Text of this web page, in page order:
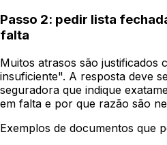
Passo 2: pedir lista
falta
Muitos atrasos são justificados
insuficiente". A resposta deve
seguradora que indique
em falta e por que razão são
Exemplos de documentos que